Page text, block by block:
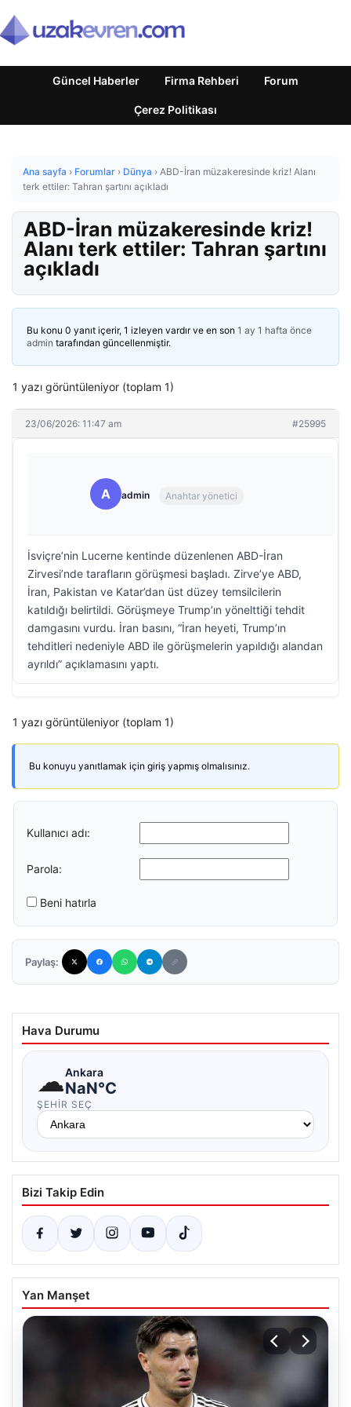
Güncel Haberler Firma Rehberi Forum
Çerez Politikası
Ana sayfa › Forumlar › Dünya › ABD-İran müzakeresinde kriz! Alanı
terk ettiler: Tahran şartını açıkladı
ABD-İran müzakeresinde kriz!
Alanı terk ettiler: Tahran şartını
açıkladı
Bu konu 0 yanıt içerir, 1 izleyen vardır ve en son 1 ay 1 hafta önce
admin tarafından güncellenmiştir.
1 yazı görüntüleniyor (toplam 1)
23/06/2026: 11:47 am #25995
A admin Anahtar yönetici
İsviçre’nin Lucerne kentinde düzenlenen ABD-İran
Zirvesi’nde tarafların görüşmesi başladı. Zirve’ye ABD,
İran, Pakistan ve Katar’dan üst düzey temsilcilerin
katıldığı belirtildi. Görüşmeye Trump’ın yönelttiği tehdit
damgasını vurdu. İran basını, “İran heyeti, Trump’ın
tehditleri nedeniyle ABD ile görüşmelerin yapıldığı alandan
ayrıldı” açıklamasını yaptı.
1 yazı görüntüleniyor (toplam 1)
Bu konuyu yanıtlamak için giriş yapmış olmalısınız.
Kullanıcı adı:
Parola:
Beni hatırla
Paylaş:
Hava Durumu
☁Ankara
NaN°C
ŞEHIR SEÇ
Bizi Takip Edin
Yan Manşet